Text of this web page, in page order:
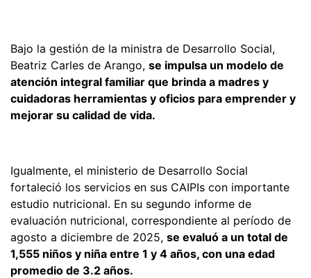
Bajo la gestión de la ministra de Desarrollo Social,
Beatriz Carles de Arango, se impulsa un modelo de
atención integral familiar que brinda a madres y
cuidadoras herramientas y oficios para emprender y
mejorar su calidad de vida.
Igualmente, el ministerio de Desarrollo Social
fortaleció los servicios en sus CAIPIs con importante
estudio nutricional. En su segundo informe de
evaluación nutricional, correspondiente al período de
agosto a diciembre de 2025, se evaluó a un total de
1,555 niños y niña entre 1 y 4 años, con una edad
promedio de 3.2 años.